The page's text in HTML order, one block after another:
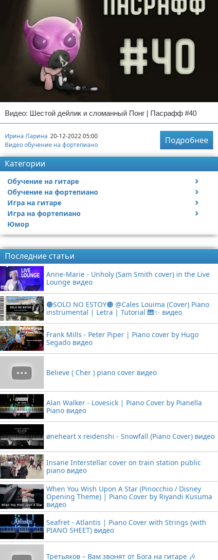
Видео: Шестой дейлик и сломанный Понг | Пасрафф #40
Ирина Ларина 20-12-2022 05:00
Видео обучение на фортепиано
Подробнее
Категории
Обучение на гитаре
Видео обучение на гитаре
Обучение на фортепиано
Видео обучение на фортепиано
Игра на гитаре
Видео с игрой на гитаре
Статьи про гитары
Игра на фортепиано
Видео с игрой на фортепиано
Юмор
Последние статьи
Anne-Marie - Unholy (Sam Smith cover) in the Live
Lounge видео
🟠SOLO NO ESTOY🟠 @Cales Louima (Cover) Piano
instrumental | Letra | Tutorial 🎹✨ видео
Frank Mills - Peter Piper | Piano cover by Hugo
Segado видео
Believe ( Cher ) piano cover видео
Alan Walker - Lovesick | Piano Cover by Pianella
Piano видео
øneheart x reidenshi - Snowfall (Piano Cover) видео
Insane Interstellar cover on train station public
piano видео
When You Wish Upon A Star (Pinocchio / Disney
Opening Theme) | Piano Cover by Riyandi Kusuma
видео
Seafret - Atlantis | Piano Cover with Strings (with
PIANO SHEET) видео
Третьяков – Вам звонят от Бога на гитаре 🎶